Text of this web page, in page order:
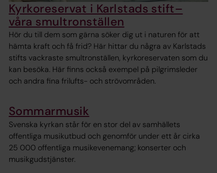
Kyrkoreservat i Karlstads stift–
våra smultronställen
Hör du till dem som gärna söker dig ut i naturen för att
hämta kraft och få frid? Här hittar du några av Karlstads
stifts vackraste smultronställen, kyrkoreservaten som du
kan besöka. Här finns också exempel på pilgrimsleder
och andra fina frilufts- och strövområden.
Sommarmusik
Svenska kyrkan står för en stor del av samhällets
offentliga musikutbud och genomför under ett år cirka
25 000 offentliga musikevenemang; konserter och
musikgudstjänster.